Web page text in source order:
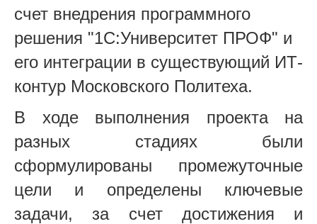
счет внедрения программного
решения "1С:Университет ПРОФ" и
его интеграции в существующий ИТ-
контур Московского Политеха.
В ходе выполнения проекта на
разных стадиях были
сформулированы промежуточные
цели и определены ключевые
задачи, за счет достижения и